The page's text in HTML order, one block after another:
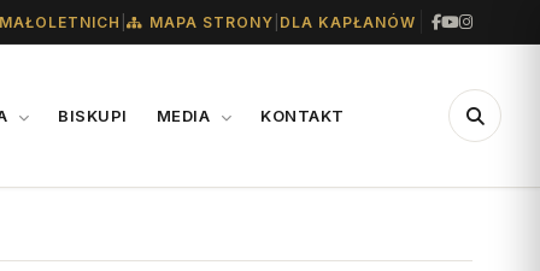
MAPA STRONY DLA KAPŁANÓW
BISKUPI MEDIA KONTAKT
MEDIALNE